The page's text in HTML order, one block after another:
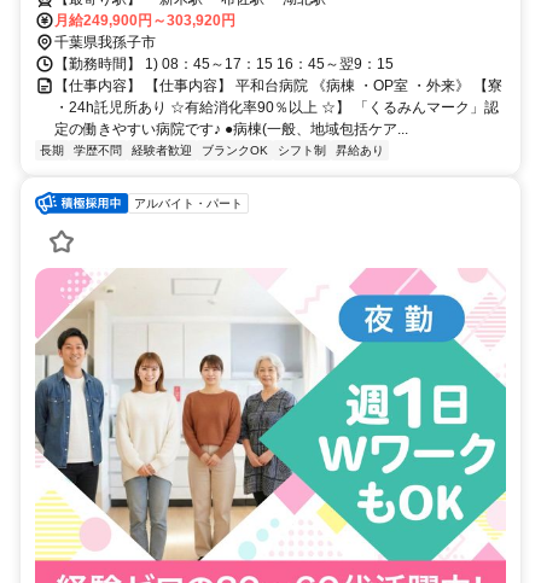
月給249,900円～303,920円
千葉県我孫子市
【勤務時間】 1) 08：45～17：15 16：45～翌9：15
【仕事内容】 【仕事内容】 平和台病院 《病棟 ・OP室 ・外来》 【寮
・24h託児所あり ☆有給消化率90％以上 ☆】 「くるみんマーク」認
定の働きやすい病院です♪ ●病棟(一般、地域包括ケア...
長期 学歴不問 経験者歓迎 ブランクOK シフト制 昇給あり
アルバイト・パート